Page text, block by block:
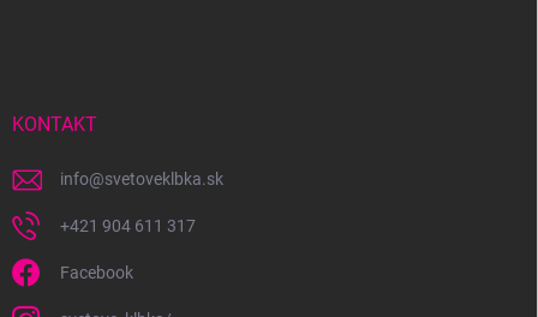
KONTAKT
info@svetoveklbka.sk
+421 904 611 317
Facebook